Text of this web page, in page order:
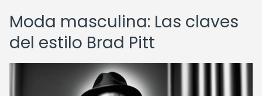
Moda masculina: Las claves
del estilo Brad Pitt